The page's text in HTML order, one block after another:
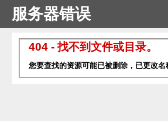
服务器错误
404 - 找不到文件或目录。
您要查找的资源可能已被删除，已更改名